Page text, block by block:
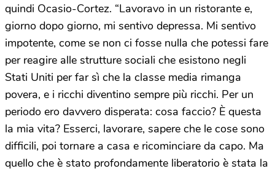
quindi Ocasio-Cortez. “Lavoravo in un ristorante e,
giorno dopo giorno, mi sentivo depressa. Mi sentivo
impotente, come se non ci fosse nulla che potessi fare
per reagire alle strutture sociali che esistono negli
Stati Uniti per far sì che la classe media rimanga
povera, e i ricchi diventino sempre più ricchi. Per un
periodo ero davvero disperata: cosa faccio? È questa
la mia vita? Esserci, lavorare, sapere che le cose sono
difficili, poi tornare a casa e ricominciare da capo. Ma
quello che è stato profondamente liberatorio è stata la